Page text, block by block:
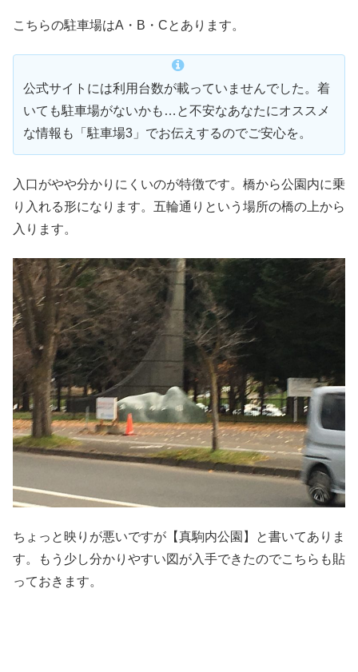
こちらの駐車場はA・B・Cとあります。
公式サイトには利用台数が載っていませんでした。着
いても駐車場がないかも…と不安なあなたにオススメ
な情報も「駐車場3」でお伝えするのでご安心を。
入口がやや分かりにくいのが特徴です。橋から公園内に乗
り入れる形になります。五輪通りという場所の橋の上から
入ります。
ちょっと映りが悪いですが【真駒内公園】と書いてありま
す。もう少し分かりやすい図が入手できたのでこちらも貼
っておきます。